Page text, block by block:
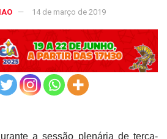
14 de março de 2019
a sessão plenária de terça-